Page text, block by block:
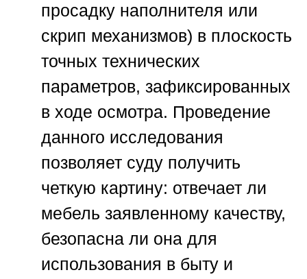
просадку наполнителя или
скрип механизмов) в плоскость
точных технических
параметров, зафиксированных
в ходе осмотра. Проведение
данного исследования
позволяет суду получить
четкую картину: отвечает ли
мебель заявленному качеству,
безопасна ли она для
использования в быту и